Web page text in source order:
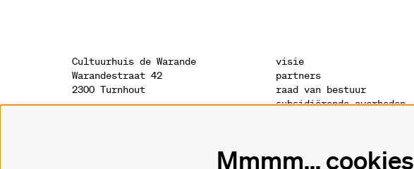
Cultuurhuis de Warande
Warandestraat 42
2300 Turnhout
visie
partners
raad van bestuur
subsidiërende overheden
privacyverklaring
Mmmm... cookies